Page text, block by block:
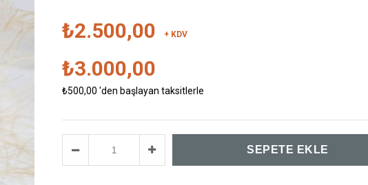
₺2.500,00 + KDV
₺3.000,00
₺500,00 'den başlayan taksitlerle